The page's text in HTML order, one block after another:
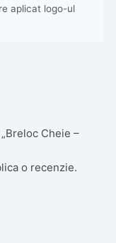
aplicat logo-ul
Cheie –
o recenzie.